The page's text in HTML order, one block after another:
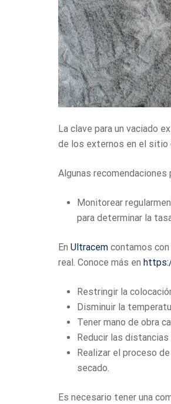
La clave para un vaciado
de los externos en el sitio
Algunas
Monitorear
para determinar la
En Ultracem contamos
real. Conoce más en
Restringir la
Disminuir la
Tener mano de obra
Reducir las
Realizar el proceso
secado.
Es necesario tener una